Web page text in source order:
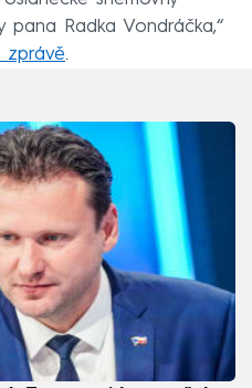
pana Radka Vondráčka,“
zprávě.